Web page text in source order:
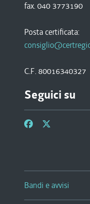
fax. 040 3773190
Posta certificata:
C.F. 80016340327
Seguici su
Bandi e avvisi